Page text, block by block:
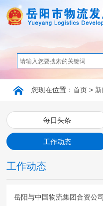
单位概况
新闻中心
党的建设
行业动态
您现在位置： 首页>
每日头条
工作动态
工作动态
岳阳与中国物流集团合资公